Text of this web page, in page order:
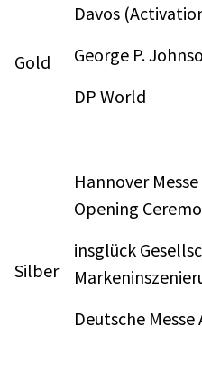
Gold
Davos
George P.
DP World
Silber
Hannover Messe
Opening
insglück
Deutsche Messe